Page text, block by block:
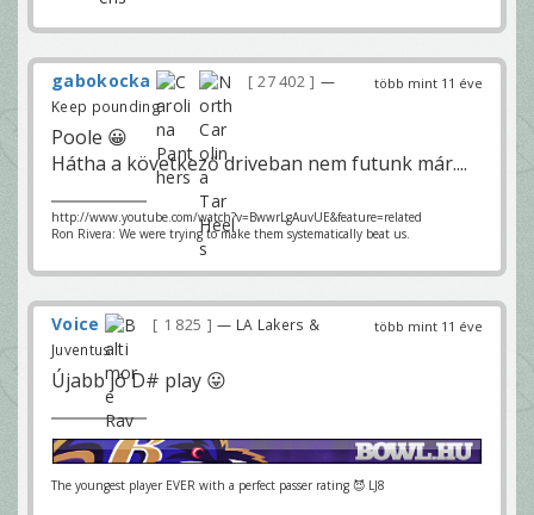
több mint 11 éve
gabokocka 27 402
—
Keep pounding
Poole 😀
Hátha a következő driveban nem futunk már....
http://www.youtube.com/watch?v=BwwrLgAuvUE&feature=related
Ron Rivera: We were trying to make them systematically beat us.
több mint 11 éve
Voice 1 825
— LA Lakers &
Juventus
Újabb jó D# play 😛
The youngest player EVER with a perfect passer rating 😈 LJ8